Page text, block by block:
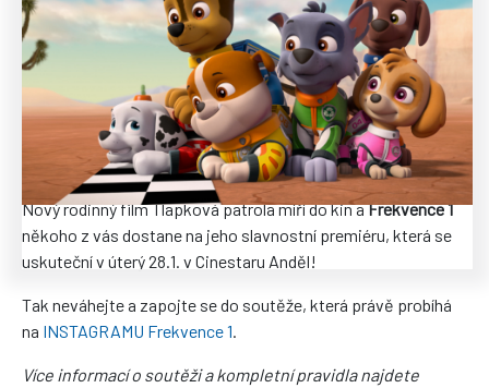
Soutěž byla ukončena.
Nový rodinný film Tlapková patrola míří do kin aFrekvence 1
někoho z vás dostane na jeho slavnostní premiéru, která se
uskuteční v úterý 28.1. v Cinestaru Anděl!
Tak neváhejte a zapojte se do soutěže, která právě probíhá
na INSTAGRAMU Frekvence 1
Více informací o soutěži a kompletní pravidla najdete